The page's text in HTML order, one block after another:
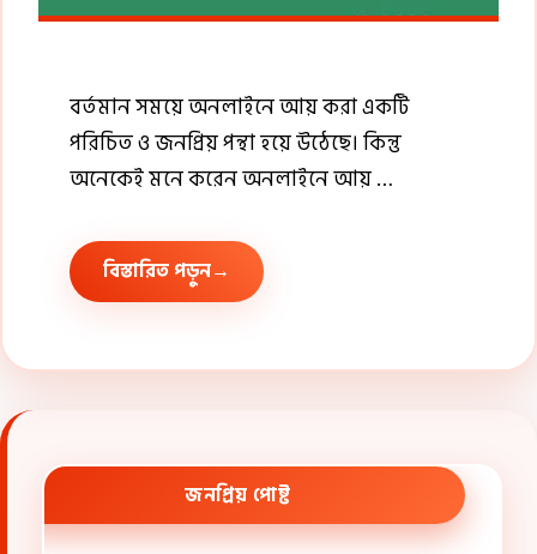
বর্তমান সময়ে অনলাইনে আয় করা একটি
পরিচিত ও জনপ্রিয় পন্থা হয়ে উঠেছে। কিন্তু
অনেকেই মনে করেন অনলাইনে আয় …
বিস্তারিত পড়ুন
জনপ্রিয় পোষ্ট